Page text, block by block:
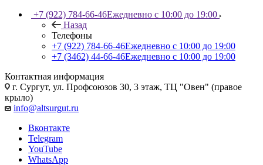
+7 (922) 784-66-46Ежедневно с 10:00 до 19:00
Назад
Телефоны
+7 (922) 784-66-46Ежедневно с 10:00 до 19:00
+7 (3462) 44-66-46Ежедневно с 10:00 до 19:00
Контактная информация
г. Сургут, ул. Профсоюзов 30, 3 этаж, ТЦ "Овен" (правое
крыло)
info@altsurgut.ru
Вконтакте
Telegram
YouTube
WhatsApp